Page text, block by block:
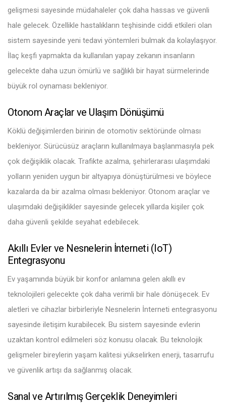
gelişmesi sayesinde müdahaleler çok daha hassas ve güvenli
hale gelecek. Özellikle hastalıkların teşhisinde ciddi etkileri olan
sistem sayesinde yeni tedavi yöntemleri bulmak da kolaylaşıyor.
İlaç keşfi yapmakta da kullanılan yapay zekanın insanların
gelecekte daha uzun ömürlü ve sağlıklı bir hayat sürmelerinde
büyük rol oynaması bekleniyor.
Otonom Araçlar ve Ulaşım Dönüşümü
Köklü değişimlerden birinin de otomotiv sektöründe olması
bekleniyor. Sürücüsüz araçların kullanılmaya başlanmasıyla pek
çok değişiklik olacak. Trafikte azalma, şehirlerarası ulaşımdaki
yolların yeniden uygun bir altyapıya dönüştürülmesi ve böylece
kazalarda da bir azalma olması bekleniyor. Otonom araçlar ve
ulaşımdaki değişiklikler sayesinde gelecek yıllarda kişiler çok
daha güvenli şekilde seyahat edebilecek.
Akıllı Evler ve Nesnelerin İnterneti (IoT)
Entegrasyonu
Ev yaşamında büyük bir konfor anlamına gelen akıllı ev
teknolojileri gelecekte çok daha verimli bir hale dönüşecek. Ev
aletleri ve cihazlar birbirleriyle Nesnelerin İnterneti entegrasyonu
sayesinde iletişim kurabilecek. Bu sistem sayesinde evlerin
uzaktan kontrol edilmeleri söz konusu olacak. Bu teknolojik
gelişmeler bireylerin yaşam kalitesi yükselirken enerji, tasarrufu
ve güvenlik artışı da sağlanmış olacak.
Sanal ve Artırılmış Gerçeklik Deneyimleri